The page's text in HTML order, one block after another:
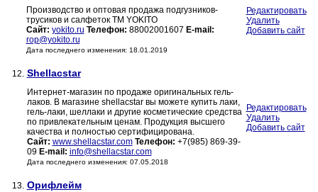
Производство и оптовая продажа подгузников-
трусиков и салфеток TM YOKITO
Сайт: yokito.ru Телефон: 88002001607 E-mail:
rop@yokito.ru
Дата последнего изменения: 18.01.2019
Редактировать
Удалить
Добавить сайт
12. Shellacstar
Интернет-магазин по продаже оригинальных гель-
лаков. В магазине shellacstar вы можете купить лаки,
гель-лаки, шеллаки и другие косметические средства
по привлекательным ценам. Продукция высшего
качества и полностью сертифицирована.
Сайт: www.shellacstar.com Телефон: +7(985) 869-39-
09 E-mail: info@shellacstar.com
Дата последнего изменения: 07.05.2018
Редактировать
Удалить
Добавить сайт
13. Орифлейм